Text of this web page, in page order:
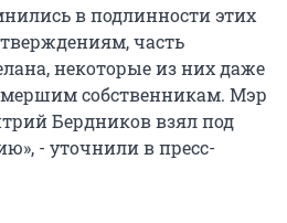
в подлинности этих
часть
некоторые из них даже
собственникам. Мэр
Бердников взял под
- уточнили в пресс-